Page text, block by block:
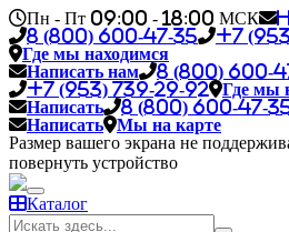
Пн - Пт 09:00 - 18:00 МСК
8 (800) 600-47-35
+7
Где мы находимся
Написать нам
8 (800) 600-
+7 (953) 739-29-92
Где мы
Написать
8 (800) 600-47-
Написать
Мы на карте
Размер вашего экрана не
повернуть устройство
Каталог